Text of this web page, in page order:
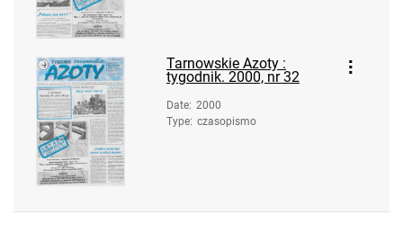
w Tarnowie. 1983, nr 20
Tarnowskie Azoty : tygodnik Zakładów
Azotowych im. Feliksa Dzierżyńskiego
w Tarnowie. 1983, nr 21
Tarnowskie Azoty : tygodnik Zakładów
Azotowych im. Feliksa Dzierżyńskiego
w Tarnowie. 1983, nr 22
Tarnowskie Azoty : tygodnik Zakładów
Tarnowskie Azoty :
tygodnik. 2000, nr 32
Date: 2000
Type: czasopismo